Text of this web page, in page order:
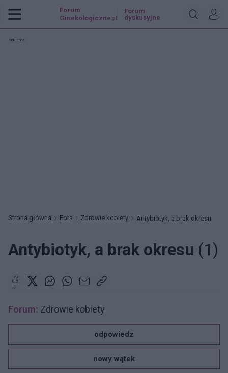
Forum
Ginekologiczne .pl
Forum
dyskusyjne
Reklama:
Strona główna Fora Zdrowie kobiety Antybiotyk, a brak okresu
Antybiotyk, a brak okresu (1)
Forum: Zdrowie kobiety
odpowiedz
nowy wątek